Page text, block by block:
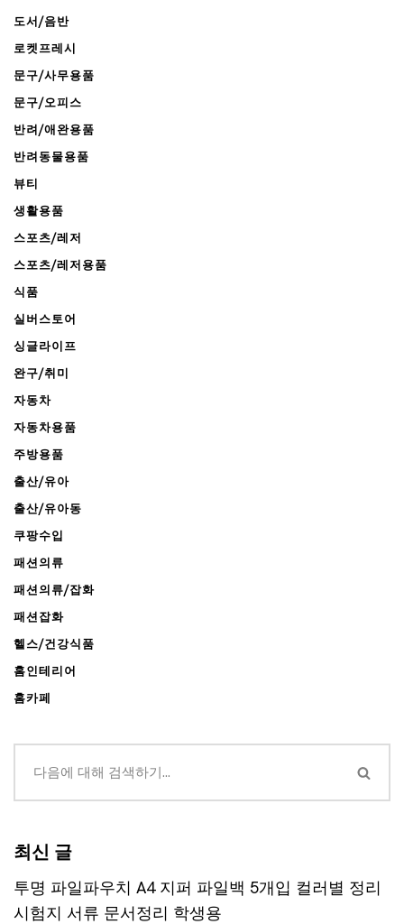
도서/음반
로켓프레시
문구/사무용품
문구/오피스
반려/애완용품
반려동물용품
뷰티
생활용품
스포츠/레저
스포츠/레저용품
식품
실버스토어
싱글라이프
완구/취미
자동차
자동차용품
주방용품
출산/유아
출산/유아동
쿠팡수입
패션의류
패션의류/잡화
패션잡화
헬스/건강식품
홈인테리어
홈카페
최신 글
투명 파일파우치 A4 지퍼 파일백 5개입 컬러별 정리
시험지 서류 문서정리 학생용